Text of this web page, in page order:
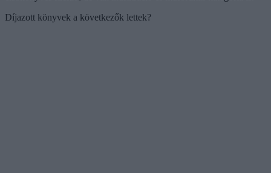
Díjazott könyvek a következők lettek?